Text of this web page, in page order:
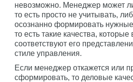
невозможно. Менеджер может
то есть просто не учитывать,
осознанно формировать
то есть такие качества,
соответствуют его
стиле управления.
Если менеджер откажется или
сформировать, то деловые